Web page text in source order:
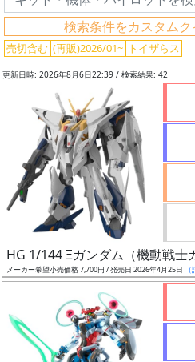
検索条件をカスタム
売切含む (再販)2026/01~ トイザらス
リ
ー
ー
更新日時: 2026年8月6日22:39 / 検索結果: 42
HG 1/144 Ξガンダム（機動戦士
メーカー希望小売価格 7,700円 / 発売日 2026年4月25日